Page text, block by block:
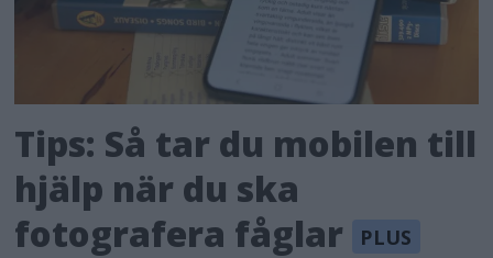
Tips: Så tar du mobilen till
hjälp när du ska
fotografera fåglar